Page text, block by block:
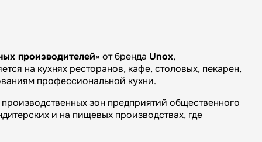
производителей» от бренда Unox,
на кухнях ресторанов, кафе, столовых, пекарен,
профессиональной кухни.
зон предприятий общественного
и на пищевых производствах, где